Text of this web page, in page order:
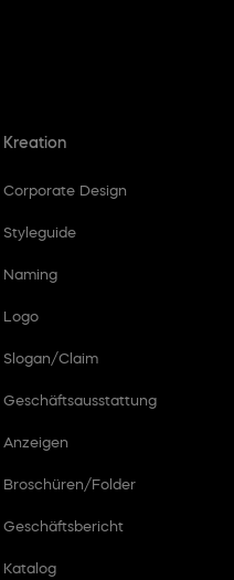
Kreation
Corporate Design
Styleguide
Naming
Logo
Slogan/Claim
Geschäftsausstattung
Anzeigen
Broschüren/Folder
Geschäftsbericht
Katalog